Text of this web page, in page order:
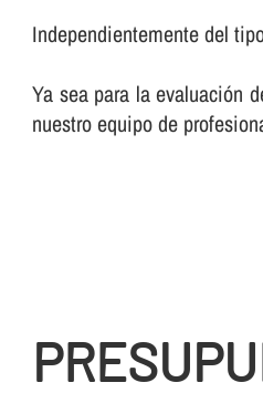
Independientemente del
Ya sea para la evaluación
nuestro equipo de